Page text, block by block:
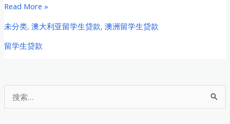
索
澳
华
人
全
Read More »
未分类, 澳大利亚留学生贷款, 澳洲留学生贷款
留学生贷款